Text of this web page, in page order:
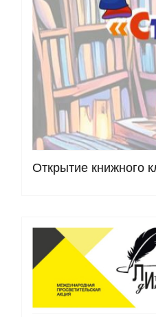
Открытие книжного